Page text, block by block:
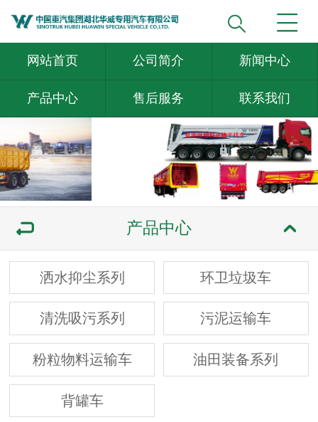
网站首页 公司简介 新闻中心
产品中心 售后服务 联系我们
产品中心
洒水抑尘系列 环卫垃圾车
清洗吸污系列 污泥运输车
粉粒物料运输车 油田装备系列
背罐车